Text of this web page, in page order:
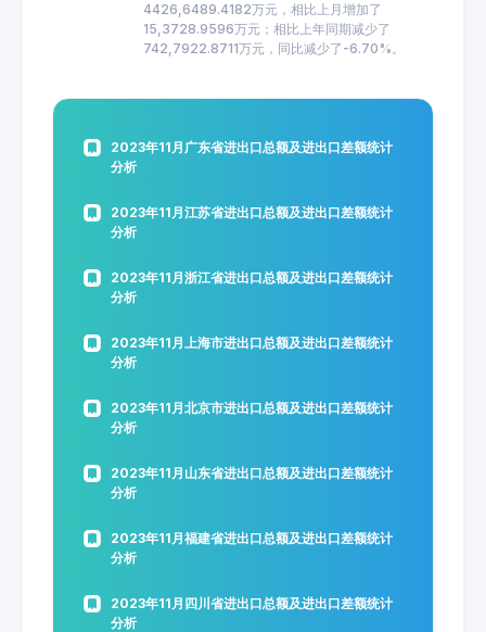
4426,6489.4182万元，相比上月增加了
15,3728.9596万元；相比上年同期减少了
742,7922.8711万元，同比减少了-6.70%。
2023年11月广东省进出口总额及进出口差额统计
分析
2023年11月江苏省进出口总额及进出口差额统计
分析
2023年11月浙江省进出口总额及进出口差额统计
分析
2023年11月上海市进出口总额及进出口差额统计
分析
2023年11月北京市进出口总额及进出口差额统计
分析
2023年11月山东省进出口总额及进出口差额统计
分析
2023年11月福建省进出口总额及进出口差额统计
分析
2023年11月四川省进出口总额及进出口差额统计
分析